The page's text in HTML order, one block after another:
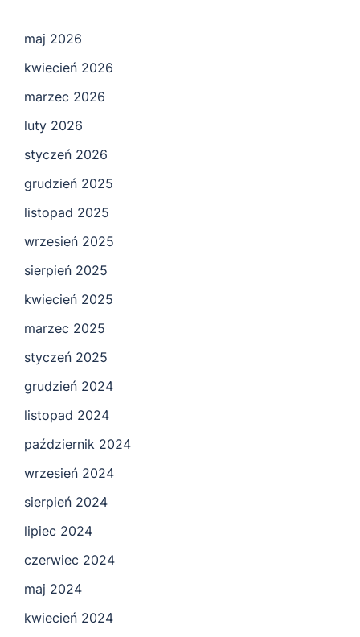
maj 2026
kwiecień 2026
marzec 2026
luty 2026
styczeń 2026
grudzień 2025
listopad 2025
wrzesień 2025
sierpień 2025
kwiecień 2025
marzec 2025
styczeń 2025
grudzień 2024
listopad 2024
październik 2024
wrzesień 2024
sierpień 2024
lipiec 2024
czerwiec 2024
maj 2024
kwiecień 2024